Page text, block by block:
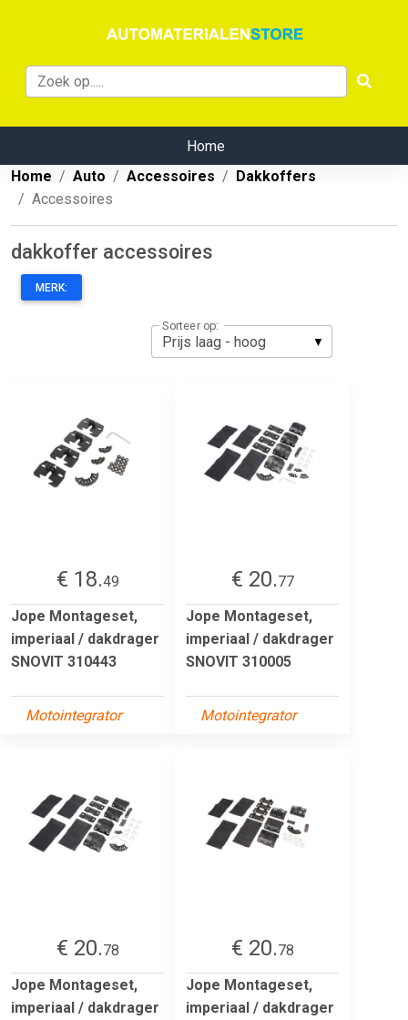
Home
Home
Auto Accessoires
Dakkoffers
Accessoires
dakkoffer accessoires
MERK:
Sorteer op:
€ 18.49
Jope Montageset,
imperiaal / dakdrager
SNOVIT 310443
Motointegrator
€ 20.77
Jope Montageset,
imperiaal / dakdrager
SNOVIT 310005
Motointegrator
€ 20.78
Jope Montageset,
imperiaal / dakdrager
€ 20.78
Jope Montageset,
imperiaal / dakdrager